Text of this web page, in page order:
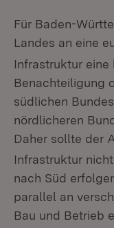
Für Baden-
Landes an eine
Infrastruktur eine
Benachteiligung
südlichen
nördlicheren
Daher sollte der
Infrastruktur
nach Süd
parallel an
Bau und Betrieb